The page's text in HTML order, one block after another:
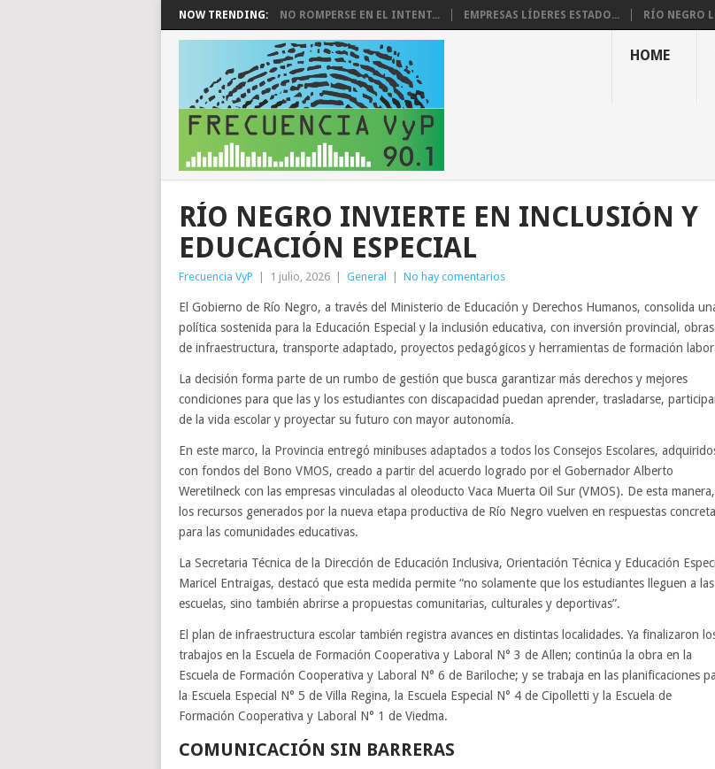
NOW TRENDING: NO ROMPERSE EN EL INTENT... EMPRESAS LÍDERES ESTADO... RÍO NEGRO
HOME
RÍO NEGRO INVIERTE EN INCLUSIÓN Y
EDUCACIÓN ESPECIAL
Frecuencia VyP 1 julio, 2026 General No hay comentarios
El Gobierno de Río Negro, a través del Ministerio de Educación y Derechos Humanos, consolida
política sostenida para la Educación Especial y la inclusión educativa, con inversión provincial, obras
de infraestructura, transporte adaptado, proyectos pedagógicos y herramientas de formación
La decisión forma parte de un rumbo de gestión que busca garantizar más derechos y mejores
condiciones para que las y los estudiantes con discapacidad puedan aprender, trasladarse,
de la vida escolar y proyectar su futuro con mayor autonomía.
En este marco, la Provincia entregó minibuses adaptados a todos los Consejos Escolares,
con fondos del Bono VMOS, creado a partir del acuerdo logrado por el Gobernador Alberto
Weretilneck con las empresas vinculadas al oleoducto Vaca Muerta Oil Sur (VMOS). De esta manera,
los recursos generados por la nueva etapa productiva de Río Negro vuelven en respuestas
para las comunidades educativas.
La Secretaria Técnica de la Dirección de Educación Inclusiva, Orientación Técnica y Educación
Maricel Entraigas, destacó que esta medida permite “no solamente que los estudiantes lleguen a las
escuelas, sino también abrirse a propuestas comunitarias, culturales y deportivas”.
El plan de infraestructura escolar también registra avances en distintas localidades. Ya finalizaron
trabajos en la Escuela de Formación Cooperativa y Laboral N° 3 de Allen; continúa la obra en la
Escuela de Formación Cooperativa y Laboral N° 6 de Bariloche; y se trabaja en las planificaciones
la Escuela Especial N° 5 de Villa Regina, la Escuela Especial N° 4 de Cipolletti y la Escuela de
Formación Cooperativa y Laboral N° 1 de Viedma.
COMUNICACIÓN SIN BARRERAS